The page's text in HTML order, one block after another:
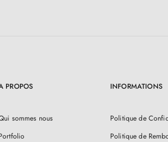
PROPOS
sommes nous
INFORMATIONS
Politique de
Politique de